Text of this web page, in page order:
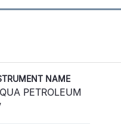
NAME
PETROLEUM